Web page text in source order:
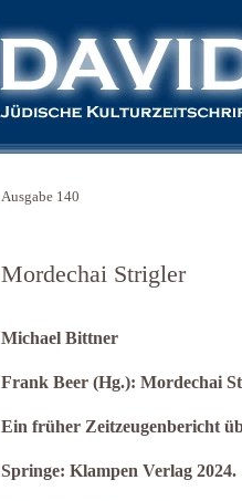
Ausgabe 140
Mordechai Strigler
Michael Bittner
Frank Beer (Hg.): Mordechai
Ein früher Zeitzeugenbericht
Springe: Klampen Verlag 2024.